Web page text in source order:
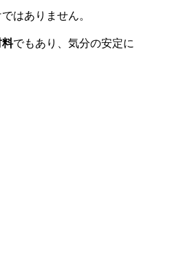
はありません。
料でもあり、気分の安定に